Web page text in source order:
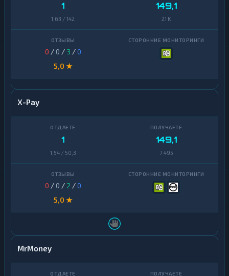
1
1,63 / 142
149,1
21 K
0 / 0 / 3 /0
5,0 ★
X-Pay
1
1,54 / 50,3
149,1
7 495
0 / 0 / 2 /0
5,0 ★
MrMoney